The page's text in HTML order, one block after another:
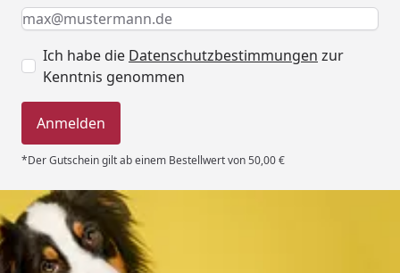
Keine Eingabe erforderlich
Eingabe erforderlich
E-Mail *
Ich habe die Datenschutzbestimmungen zur
Kenntnis genommen
Anmelden
*Der Gutschein gilt ab einem Bestellwert von 50,00 €
Trusted Shops